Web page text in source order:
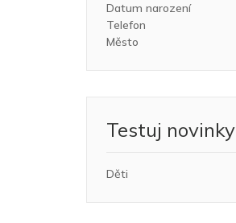
Datum narození
Telefon
Město
Testuj novinky
Děti